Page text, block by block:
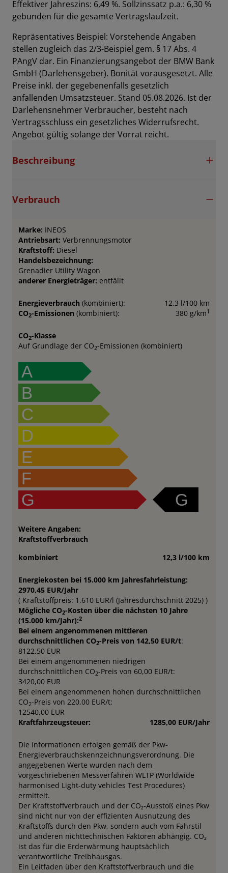
Effektiver Jahreszins: 6,49 %. Sollzinssatz p.a.: 6,30 %
gebunden für die gesamte Vertragslaufzeit.
Repräsentatives Beispiel: Vorstehende Angaben
stellen zugleich das 2/3-Beispiel gem. § 17 Abs. 4
PAngV dar. Ein Finanzierungsangebot der BMW Bank
GmbH (Darlehensgeber). Bonität vorausgesetzt. Alle
Preise inkl. der gegebenenfalls gesetzlich
anfallenden Umsatzsteuer. Stand 05.08.2026. Ist der
Darlehensnehmer Verbraucher, besteht nach
Vertragsschluss ein gesetzliches Widerrufsrecht.
Angebot gültig solange der Vorrat reicht.
Beschreibung
Verbrauch
Marke: INEOS
Antriebsart: Verbrennungsmotor
Kraftstoff: Diesel
Handelsbezeichnung:
Grenadier Utility Wagon
anderer Energieträger: entfällt
Energieverbrauch (kombiniert):
12,3 l/100 km
CO2-Emissionen (kombiniert): 380 g/km1
CO2-Klasse
Auf Grundlage der CO2-Emissionen (kombiniert)
A
B
C
D
E
F
G
G
Weitere Angaben:
Kraftstoffverbrauch
kombiniert
12,3 l/100 km
Energiekosten bei 15.000 km Jahresfahrleistung:
2970,45 EUR/Jahr
( Kraftstoffpreis: 1,610 EUR/l (Jahresdurchschnitt 2025) )
Mögliche CO2-Kosten über die nächsten 10 Jahre
(15.000 km/Jahr):2
Bei einem angenommenen mittleren
durchschnittlichen CO2-Preis von 142,50 EUR/t:
8122,50 EUR
Bei einem angenommenen niedrigen
durchschnittlichen CO2-Preis von 60,00 EUR/t:
3420,00 EUR
Bei einem angenommenen hohen durchschnittlichen
CO2-Preis von 220,00 EUR/t:
12540,00 EUR
Kraftfahrzeugsteuer:
1285,00 EUR/Jahr
Die Informationen erfolgen gemäß der Pkw-
Energieverbrauchskennzeichnungsverordnung. Die
angegebenen Werte wurden nach dem
vorgeschriebenen Messverfahren WLTP (Worldwide
harmonised Light-duty vehicles Test Procedures)
ermittelt.
Der Kraftstoffverbrauch und der CO₂-Ausstoß eines Pkw
sind nicht nur von der effizienten Ausnutzung des
Kraftstoffs durch den Pkw, sondern auch vom Fahrstil
und anderen nichttechnischen Faktoren abhängig. CO₂
ist das für die Erderwärmung hauptsächlich
verantwortliche Treibhausgas.
Ein Leitfaden über den Kraftstoffverbrauch und die